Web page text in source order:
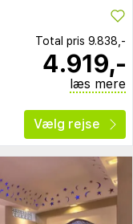
Total pris 9.838,-
4.919,-
læs mere
Vælg rejse